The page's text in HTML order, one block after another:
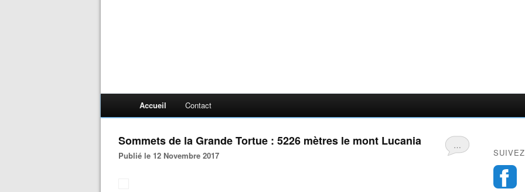
Accueil Contact
…
Sommets de la Grande Tortue : 5226 mètres le mont Lucania
Publié le 12 Novembre 2017